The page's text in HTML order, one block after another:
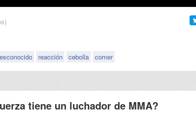
reacción cebolla comer
tiene un luchador de MMA?